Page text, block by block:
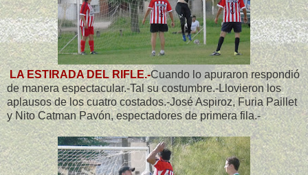
LA ESTIRADA DEL RIFLE.-Cuando lo apuraron respondió
de manera espectacular.-Tal su costumbre.-Llovieron los
aplausos de los cuatro costados.-José Aspiroz, Furia Paillet
y Nito Catman Pavón, espectadores de primera fila.-